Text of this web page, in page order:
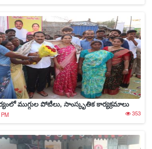
ముగ్గుల పోటీలు, సాంస్కృతిక కార్యక్రమాలు
353